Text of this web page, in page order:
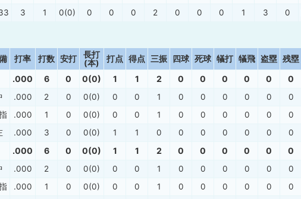
3 1 0(0) 0 0 0 2 0 0 0 1 3 0
打率 打数 安打
長打
(本)
打点 得点 三振 四球 死球 犠打 犠飛 盗塁 残塁
.000 6 0 0(0) 1 1 2 0 0 0 0 0 0
.000 2 0 0(0) 0 0 1 0 0 0 0 0 0
.000 1 0 0(0) 0 0 1 0 0 0 0 0 0
.000 3 0 0(0) 1 1 0 0 0 0 0 0 0
.000 6 0 0(0) 1 1 2 0 0 0 0 0 0
.000 2 0 0(0) 0 0 1 0 0 0 0 0 0
.000 1 0 0(0) 0 0 1 0 0 0 0 0 0